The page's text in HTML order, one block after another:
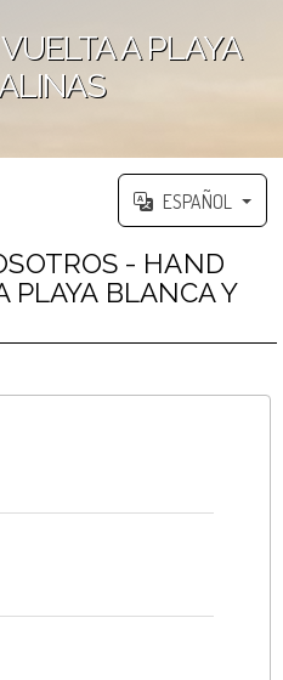
A PLAYA
ESPAÑOL
- HAND
PLAYA BLANCA Y